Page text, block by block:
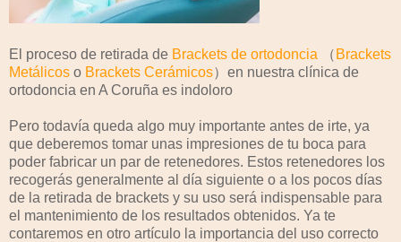
El proceso de retirada de Brackets de ortodoncia （ Brackets
Metálicos o Brackets Cerámicos）en nuestra clínica de
ortodoncia en A Coruña es indoloro
Pero todavía queda algo muy importante antes de irte, ya
que deberemos tomar unas impresiones de tu boca para
poder fabricar un par de retenedores. Estos retenedores los
recogerás generalmente al día siguiente o a los pocos días
de la retirada de brackets y su uso será indispensable para
el mantenimiento de los resultados obtenidos. Ya te
contaremos en otro artículo la importancia del uso correcto